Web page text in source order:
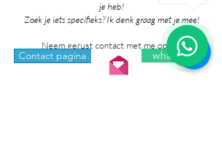
je heb!
Zoek je iets specifieks? Ik denk graag met je mee!
Neem gerust contact met me op via:
Contact pagina whatsapp
1